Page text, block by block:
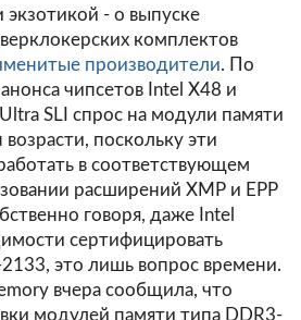
экзотикой - о выпуске
комплектов
производители. По
чипсетов Intel X48 и
SLI спрос на модули памяти
поскольку эти
в соответствующем
расширений XMP и EPP
говоря, даже Intel
сертифицировать
это лишь вопрос времени.
вчера сообщила, что
модулей памяти типа DDR3-